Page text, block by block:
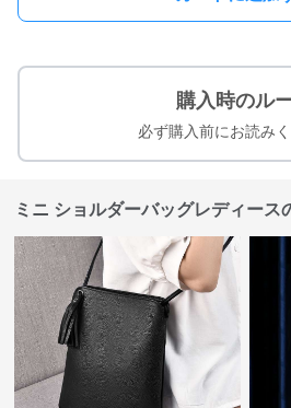
購入時のル
必ず購入前にお読みく
ミニ ショルダーバッグレディース